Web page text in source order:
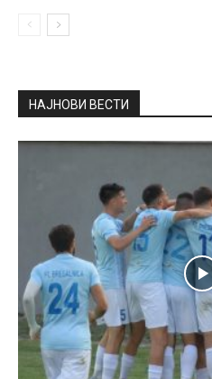
НАЈНОВИ ВЕСТИ